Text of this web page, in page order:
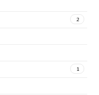
2
1